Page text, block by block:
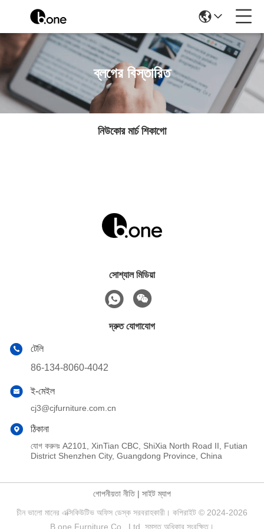
ব্লগের বিস্তারিত
নিউকোর মার্চ শিকাগো
সোশ্যাল মিডিয়া
দ্রুত যোগাযোগ
টেলি
86-134-8060-4042
ই-মেইল
cj3@cjfurniture.com.cn
ঠিকানা
যোগ করুনঃ A2101, XinTian CBC, ShiXia North Road II, Futian
District Shenzhen City, Guangdong Province, China
গোপনীয়তা নীতি| সাইট ম্যাপ
চীন ভালো মানের এক্সিকিউটিভ অফিস ডেস্ক সরবরাহকারী। কপিরাইট © 2024-2026
B.one Furniture Co., Ltd. সমস্ত অধিকার সংরক্ষিত।